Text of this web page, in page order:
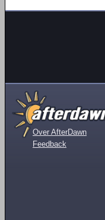
Over AfterDawn
Feedback